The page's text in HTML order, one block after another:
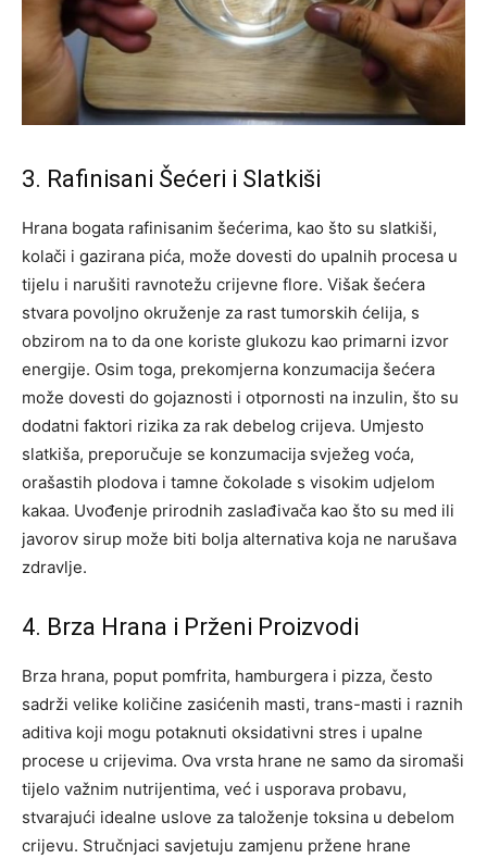
3. Rafinisani Šećeri i Slatkiši
Hrana bogata rafinisanim šećerima, kao što su slatkiši,
kolači i gazirana pića, može dovesti do upalnih procesa u
tijelu i narušiti ravnotežu crijevne flore. Višak šećera
stvara povoljno okruženje za rast tumorskih ćelija, s
obzirom na to da one koriste glukozu kao primarni izvor
energije. Osim toga, prekomjerna konzumacija šećera
može dovesti do gojaznosti i otpornosti na inzulin, što su
dodatni faktori rizika za rak debelog crijeva. Umjesto
slatkiša, preporučuje se konzumacija svježeg voća,
orašastih plodova i tamne čokolade s visokim udjelom
kakaa. Uvođenje prirodnih zaslađivača kao što su med ili
javorov sirup može biti bolja alternativa koja ne narušava
zdravlje.
4. Brza Hrana i Prženi Proizvodi
Brza hrana, poput pomfrita, hamburgera i pizza, često
sadrži velike količine zasićenih masti, trans-masti i raznih
aditiva koji mogu potaknuti oksidativni stres i upalne
procese u crijevima. Ova vrsta hrane ne samo da siromaši
tijelo važnim nutrijentima, već i usporava probavu,
stvarajući idealne uslove za taloženje toksina u debelom
crijevu. Stručnjaci savjetuju zamjenu pržene hrane